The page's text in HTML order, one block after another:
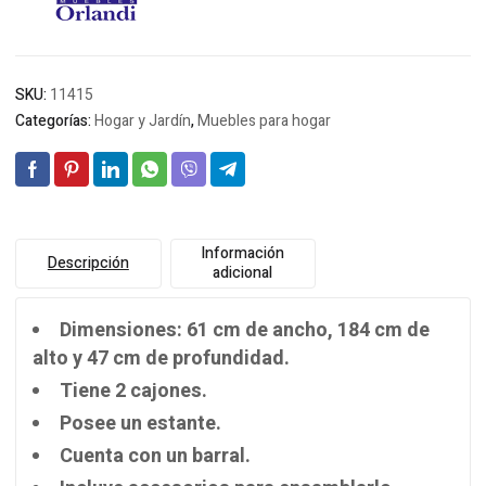
SKU: 11415
Categorías:Hogar y Jardín,Muebles para hogar
Descripción
Información
adicional
Dimensiones: 61 cm de ancho, 184 cm de
alto y 47 cm de profundidad.
Tiene 2 cajones.
Posee un estante.
Cuenta con un barral.